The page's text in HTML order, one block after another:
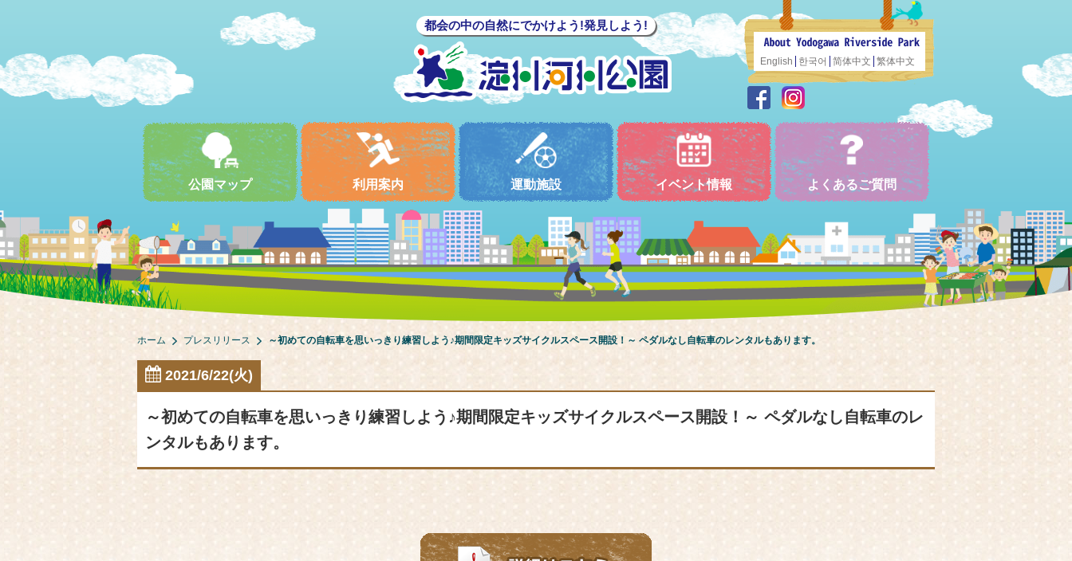
都会の中の自然にでかけよう!発見しよう!
English 한국어 简体中文 繁体中文
公園マップ 利用案内 運動施設 イベント情報 よくあるご質問
ホーム プレスリリース ～初めての自転車を思いっきり練習しよう♪期間限定キッズサイクルスペース開設！～ ペダルなし自転車のレンタルもあります。
2021/6/22(火)
～初めての自転車を思いっきり練習しよう♪期間限定キッズサイクルスペース開設！～ ペダルなし自転車のレ
ンタルもあります。